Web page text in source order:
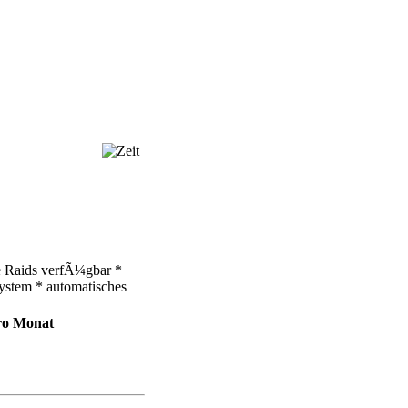
Raids verfÃ¼gbar *
* automatisches
Monat